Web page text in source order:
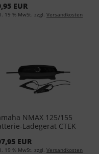
EUR
19 % MwSt. zzgl. Versandkosten
NMAX 125/155
Ladegerät CTEK
EUR
19 % MwSt. zzgl. Versandkosten